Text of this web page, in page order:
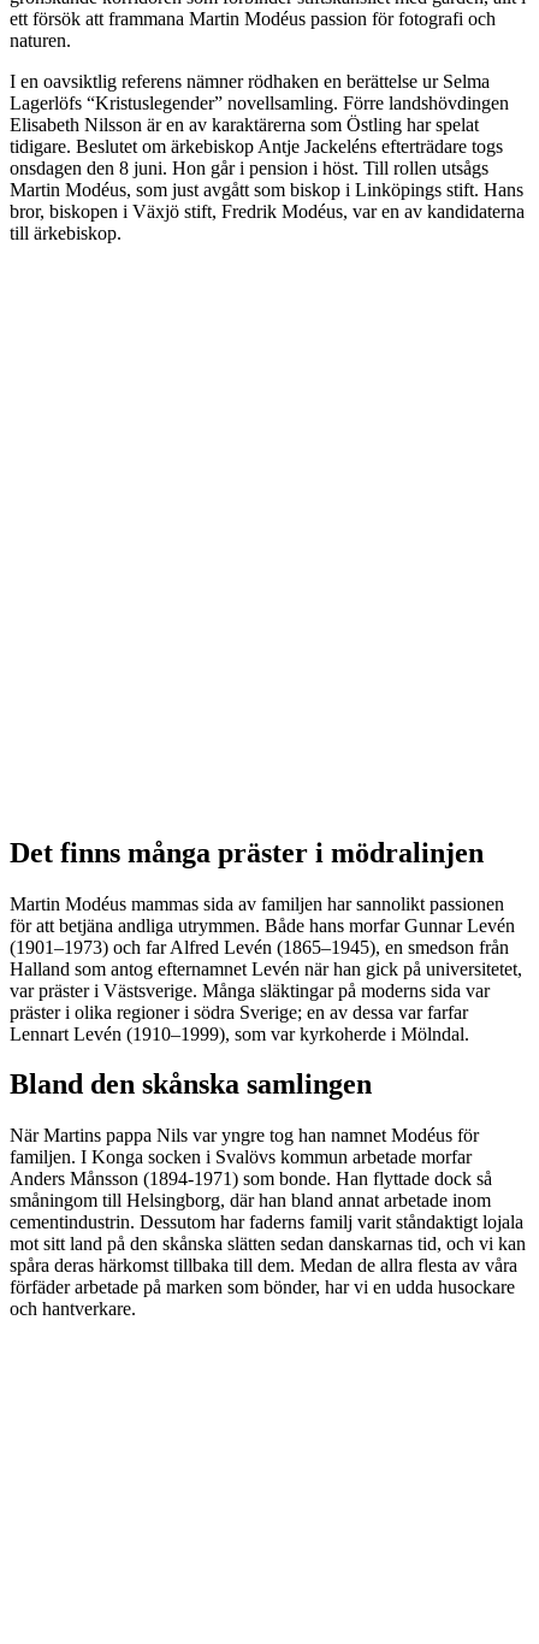
ett försök att frammana Martin Modéus passion för fotografi och
naturen.
I en oavsiktlig referens nämner rödhaken en berättelse ur Selma
Lagerlöfs “Kristuslegender” novellsamling. Förre landshövdingen
Elisabeth Nilsson är en av karaktärerna som Östling har spelat
tidigare. Beslutet om ärkebiskop Antje Jackeléns efterträdare togs
onsdagen den 8 juni. Hon går i pension i höst. Till rollen utsågs
Martin Modéus, som just avgått som biskop i Linköpings stift. Hans
bror, biskopen i Växjö stift, Fredrik Modéus, var en av kandidaterna
till ärkebiskop.
Det finns många präster i mödralinjen
Martin Modéus mammas sida av familjen har sannolikt passionen
för att betjäna andliga utrymmen. Både hans morfar Gunnar Levén
(1901–1973) och far Alfred Levén (1865–1945), en smedson från
Halland som antog efternamnet Levén när han gick på universitetet,
var präster i Västsverige. Många släktingar på moderns sida var
präster i olika regioner i södra Sverige; en av dessa var farfar
Lennart Levén (1910–1999), som var kyrkoherde i Mölndal.
Bland den skånska samlingen
När Martins pappa Nils var yngre tog han namnet Modéus för
familjen. I Konga socken i Svalövs kommun arbetade morfar
Anders Månsson (1894-1971) som bonde. Han flyttade dock så
småningom till Helsingborg, där han bland annat arbetade inom
cementindustrin. Dessutom har faderns familj varit ståndaktigt lojala
mot sitt land på den skånska slätten sedan danskarnas tid, och vi kan
spåra deras härkomst tillbaka till dem. Medan de allra flesta av våra
förfäder arbetade på marken som bönder, har vi en udda husockare
och hantverkare.